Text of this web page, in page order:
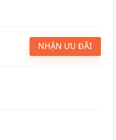
NHẬN ƯU ĐÃI